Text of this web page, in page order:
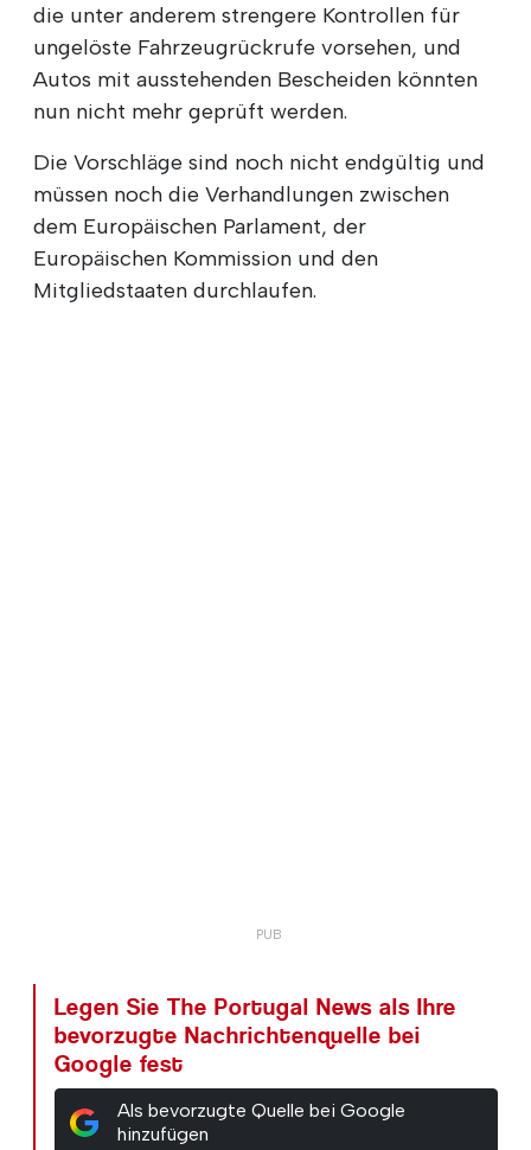
die unter anderem strengere Kontrollen für
ungelöste Fahrzeugrückrufe vorsehen, und
Autos mit ausstehenden Bescheiden könnten
nun nicht mehr geprüft werden.
Die Vorschläge sind noch nicht endgültig und
müssen noch die Verhandlungen zwischen
dem Europäischen Parlament, der
Europäischen Kommission und den
Mitgliedstaaten durchlaufen.
Legen Sie The Portugal News als Ihre
bevorzugte Nachrichtenquelle bei
Google fest
Als bevorzugte Quelle bei Google
hinzufügen